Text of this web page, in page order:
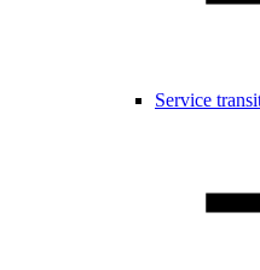
Service